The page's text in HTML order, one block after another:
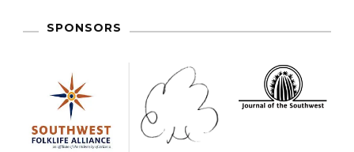
SPONSORS